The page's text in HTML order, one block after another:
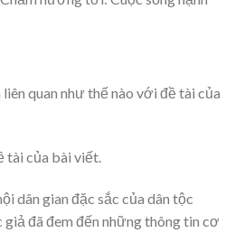
quan như thế nào với đề tài của
tài của bài viết.
dân gian đặc sắc của dân tộc
đã đem đến những thông tin cơ